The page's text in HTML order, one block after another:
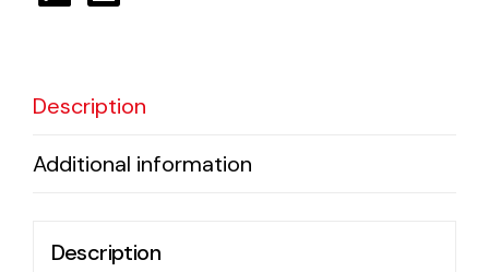
meant a greater offer of ventilation products for
Variedad de soluciones solares para todo tipo
Description
Additional information
Description